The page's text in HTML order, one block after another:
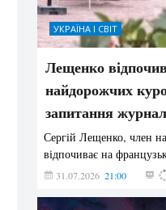
УКРАЇНА І СВІТ
Лещенко
найдорожчих
запитання
Сергій Лещенко, член
відпочиває на
31.07.2026 21:00